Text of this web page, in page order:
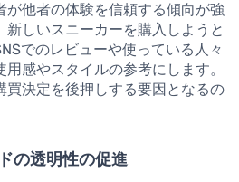
が他者の体験を信頼する傾向が強
新しいスニーカーを購入しようと
でのレビューや使っている人々
感やスタイルの参考にします。
買決定を後押しする要因となるの
の透明性の促進